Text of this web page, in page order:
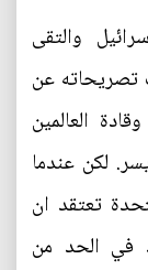
والتقى
تصريحاته عن
العالمين
لكن عندما
تعتقد ان
في الحد من